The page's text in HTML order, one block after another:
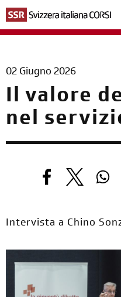
contenuto
principale
Il valore
nel
Opens in a new
Opens in
02 Giugno 2026
Intervista a Chino